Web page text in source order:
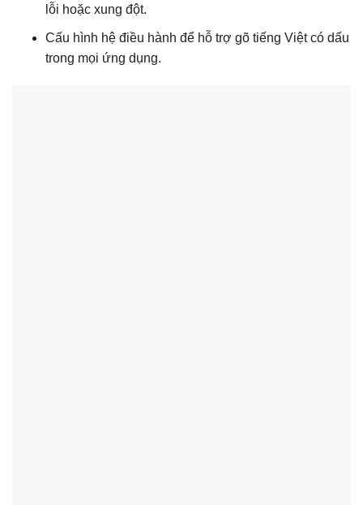
lỗi hoặc xung đột.
Cấu hình hệ điều hành để hỗ trợ gõ tiếng Việt có dấu
trong mọi ứng dụng.